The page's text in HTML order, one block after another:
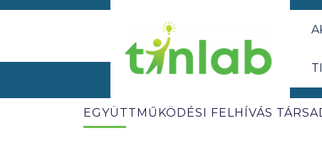
EGYÜTTMŰKÖDÉSI FELHÍVÁS